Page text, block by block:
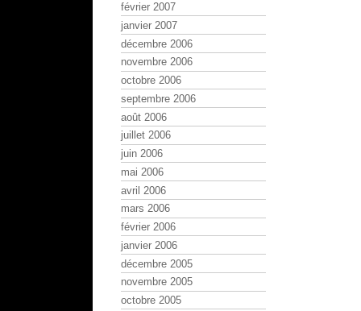
février 2007
janvier 2007
décembre 2006
novembre 2006
octobre 2006
septembre 2006
août 2006
juillet 2006
juin 2006
mai 2006
avril 2006
mars 2006
février 2006
janvier 2006
décembre 2005
novembre 2005
octobre 2005